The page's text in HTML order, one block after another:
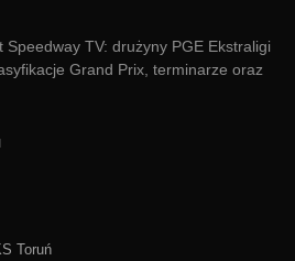
Speedway TV: drużyny PGE Ekstraligi
Grand Prix, terminarze oraz
Toruń